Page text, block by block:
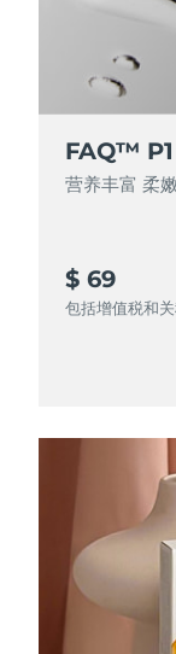
FAQ™ P1
营养丰富 柔
$ 69
包括增值税和